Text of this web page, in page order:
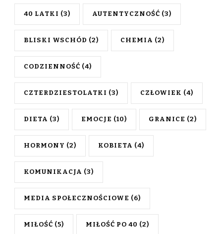
40 LATKI (3) AUTENTYCZNOŚĆ (3)
BLISKI WSCHÓD (2) CHEMIA (2)
CODZIENNOŚĆ (4)
CZTERDZIESTOLATKI (3) CZŁOWIEK (4)
DIETA (3) EMOCJE (10) GRANICE (2)
HORMONY (2) KOBIETA (4)
KOMUNIKACJA (3)
MEDIA SPOŁECZNOŚCIOWE (6)
MIŁOŚĆ (5) MIŁOŚĆ PO 40 (2)